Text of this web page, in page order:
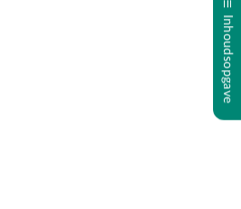
Inhoudsopgave